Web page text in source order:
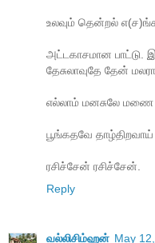
உலவும் தென்றல் எ(ச)ங்க
அட்டகாசமான பாட்டு.
தேசுலாவுதே தேன்
எல்லாம் மனசுலே மணை
பூங்கதவே
ரசிச்சேன் ரசிச்சேன்.
Reply
வல்லிசிம்ஹன் May